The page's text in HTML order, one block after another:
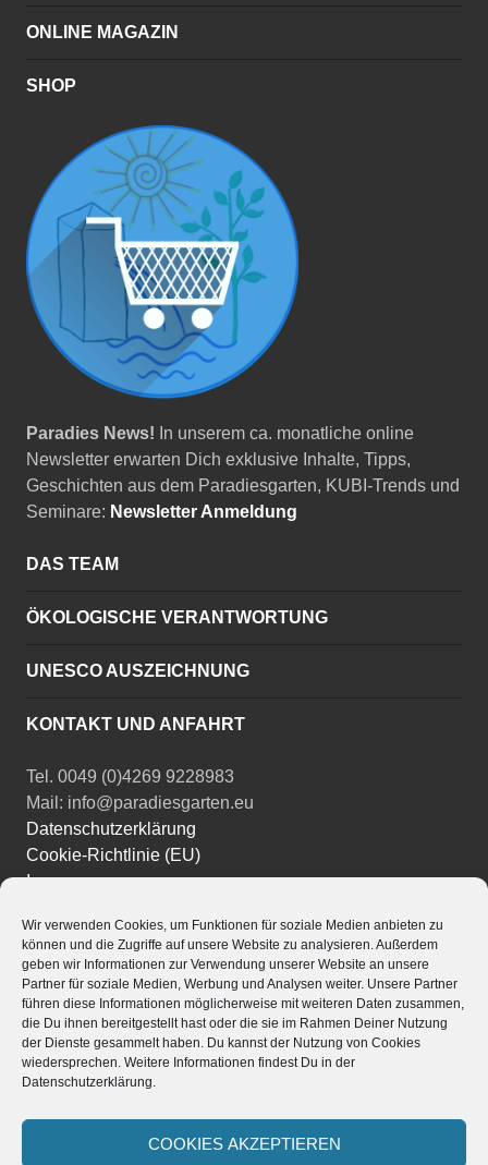
Wir verwenden Cookies, um Funktionen für soziale Medien anbieten zu
können und die Zugriffe auf unsere Website zu analysieren. Außerdem
geben wir Informationen zur Verwendung unserer Website an unsere
Partner für soziale Medien, Werbung und Analysen weiter. Unsere Partner
führen diese Informationen möglicherweise mit weiteren Daten zusammen,
die Du ihnen bereitgestellt hast oder die sie im Rahmen Deiner Nutzung
der Dienste gesammelt haben. Du kannst der Nutzung von Cookies
wiedersprechen. Weitere Informationen findest Du in der
Datenschutzerklärung.
COOKIES AKZEPTIEREN
ONLINE MAGAZIN
SHOP
Paradies News! In unserem ca. monatliche online
Newsletter erwarten Dich exklusive Inhalte, Tipps,
Geschichten aus dem Paradiesgarten, KUBI-Trends und
Seminare: Newsletter Anmeldung
DAS TEAM
ÖKOLOGISCHE VERANTWORTUNG
UNESCO AUSZEICHNUNG
KONTAKT UND ANFAHRT
Tel. 0049 (0)4269 9228983
Mail: info@paradiesgarten.eu
Datenschutzerklärung
Cookie-Richtlinie (EU)
Impressum
Instagram
Facebook
YouTube
Powered by
Stolz präsentiert von WordPress |Theme: Edin von